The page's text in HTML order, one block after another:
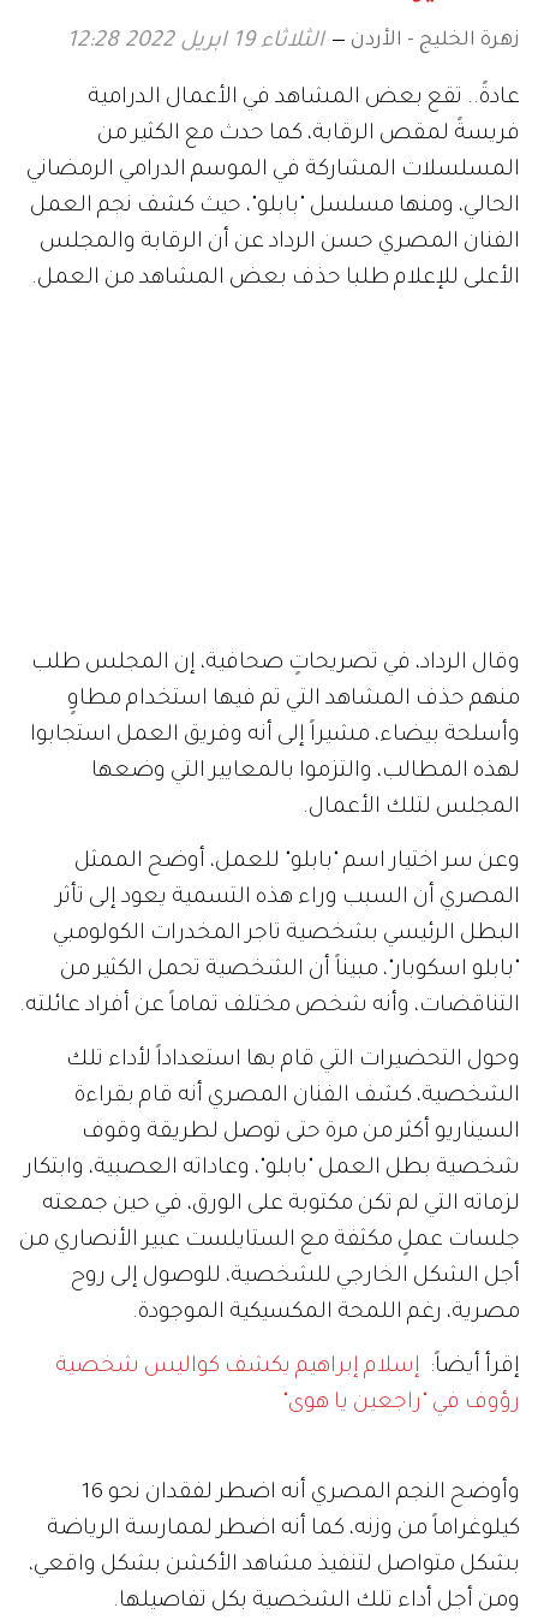
زهرة الخليج - الأردن الثلاثاء 19 ابريل 2022 12:28
عادةً.. تقع بعض المشاهد في الأعمال الدرامية
فريسةً لمقص الرقابة، كما حدث مع الكثير من
المسلسلات المشاركة في الموسم الدرامي الرمضاني
الحالي، ومنها مسلسل "بابلو"، حيث كشف نجم العمل
الفنان المصري حسن الرداد عن أن الرقابة والمجلس
الأعلى للإعلام طلبا حذف بعض المشاهد من العمل.
وقال الرداد، في تصريحاتٍ صحافية، إن المجلس طلب
منهم حذف المشاهد التي تم فيها استخدام مطاوٍ
وأسلحة بيضاء، مشيراً إلى أنه وفريق العمل استجابوا
لهذه المطالب، والتزموا بالمعايير التي وضعها
المجلس لتلك الأعمال.
وعن سر اختيار اسم "بابلو" للعمل، أوضح الممثل
المصري أن السبب وراء هذه التسمية يعود إلى تأثر
البطل الرئيسي بشخصية تاجر المخدرات الكولومبي
"بابلو اسكوبار"، مبيناً أن الشخصية تحمل الكثير من
التناقضات، وأنه شخص مختلف تماماً عن أفراد عائلته.
وحول التحضيرات التي قام بها استعداداً لأداء تلك
الشخصية، كشف الفنان المصري أنه قام بقراءة
السيناريو أكثر من مرة حتى توصل لطريقة وقوف
شخصية بطل العمل "بابلو"، وعاداته العصبية، وابتكار
لزماته التي لم تكن مكتوبة على الورق، في حين جمعته
جلسات عملٍ مكثفة مع الستايلست عبير الأنصاري من
أجل الشكل الخارجي للشخصية، للوصول إلى روح
مصرية، رغم اللمحة المكسيكية الموجودة.
إقرأ أيضاً: إسلام إبراهيم يكشف كواليس شخصية
رؤوف في "راجعين يا هوى"
وأوضح النجم المصري أنه اضطر لفقدان نحو 16
كيلوغراماً من وزنه، كما أنه اضطر لممارسة الرياضة
بشكل متواصل لتنفيذ مشاهد الأكشن بشكل واقعي،
ومن أجل أداء تلك الشخصية بكل تفاصيلها.